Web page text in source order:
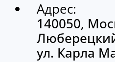
Адрес:
140050,
ул. Карла